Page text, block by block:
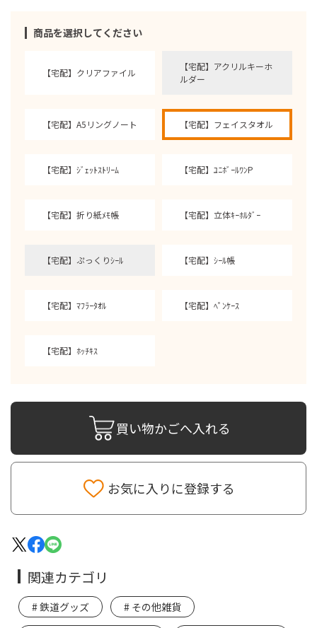
商品を選択してください
【宅配】クリアファイル
【宅配】アクリルキーホ
ルダー
【宅配】A5リングノート 【宅配】フェイスタオル
【宅配】ｼﾞｪｯﾄｽﾄﾘｰﾑ 【宅配】ﾕﾆﾎﾞｰﾙﾜﾝP
【宅配】折り紙ﾒﾓ帳 【宅配】立体ｷｰﾎﾙﾀﾞｰ
【宅配】ぷっくりｼｰﾙ 【宅配】ｼｰﾙ帳
【宅配】ﾏﾌﾗｰﾀｵﾙ 【宅配】ﾍﾟﾝｹｰｽ
【宅配】ﾎｯﾁｷｽ
買い物かごへ入れる
お気に入りに登録する
関連カテゴリ
鉄道グッズ その他雑貨